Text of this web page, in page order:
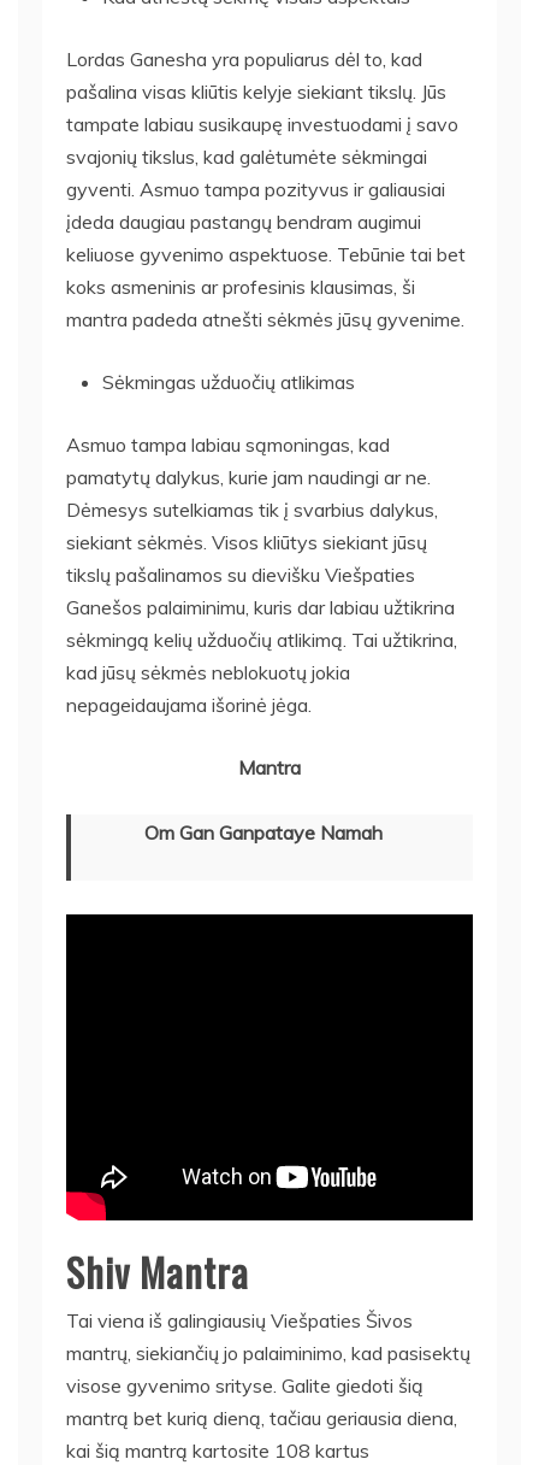
Lordas Ganesha yra populiarus dėl to, kad
pašalina visas kliūtis kelyje siekiant tikslų. Jūs
tampate labiau susikaupę investuodami į savo
svajonių tikslus, kad galėtumėte sėkmingai
gyventi. Asmuo tampa pozityvus ir galiausiai
įdeda daugiau pastangų bendram augimui
keliuose gyvenimo aspektuose. Tebūnie tai bet
koks asmeninis ar profesinis klausimas, ši
mantra padeda atnešti sėkmės jūsų gyvenime.
Sėkmingas užduočių atlikimas
Asmuo tampa labiau sąmoningas, kad
pamatytų dalykus, kurie jam naudingi ar ne.
Dėmesys sutelkiamas tik į svarbius dalykus,
siekiant sėkmės. Visos kliūtys siekiant jūsų
tikslų pašalinamos su dievišku Viešpaties
Ganešos palaiminimu, kuris dar labiau užtikrina
sėkmingą kelių užduočių atlikimą. Tai užtikrina,
kad jūsų sėkmės neblokuotų jokia
nepageidaujama išorinė jėga.
Mantra
Om Gan Ganpataye Namah
Shiv Mantra
Tai viena iš galingiausių Viešpaties Šivos
mantrų, siekiančių jo palaiminimo, kad pasisektų
visose gyvenimo srityse. Galite giedoti šią
mantrą bet kurią dieną, tačiau geriausia diena,
kai šią mantrą kartosite 108 kartus